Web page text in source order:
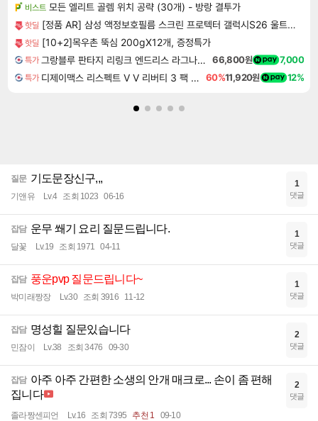
비스트 모든 엘리트 골렘 위치 공략 (30개) - 방랑 결투가
핫딜 [정품 AR] 삼성 액정보호필름 스크린 프로텍터 갤럭시S26 울트라, 2매입
핫딜 [10+2]목우촌 뚝심 200gX12개, 증정특가
특가 그랑블루 판타지 리링크 엔드리스 라그나로크 Granblue Fantasy Relink Endless Ragnarok 66,800원 7,000
특가 디제이맥스 리스펙트 V V 리버티 3 팩 DJMAX RESPECT V V Liberty 3 Pack DLC 60%11,920원 12%
질문 기도문장신구,,,
기앤유 Lv.4 조회 1023 06-16
1
댓글
잡담 운무 쐐기 요리 질문드립니다.
달꽃 Lv.19 조회 1971 04-11
1
댓글
잡담 풍운pvp 질문드립니다~
박미래짱장 Lv.30 조회 3916 11-12
1
댓글
잡담 명성힐 질문있습니다
민잠이 Lv.38 조회 3476 09-30
2
댓글
잡담 아주 아주 간편한 소생의 안개 매크로... 손이 좀 편해
집니다
졸라짱센피언 Lv.16 조회 7395 추천 1 09-10
2
댓글